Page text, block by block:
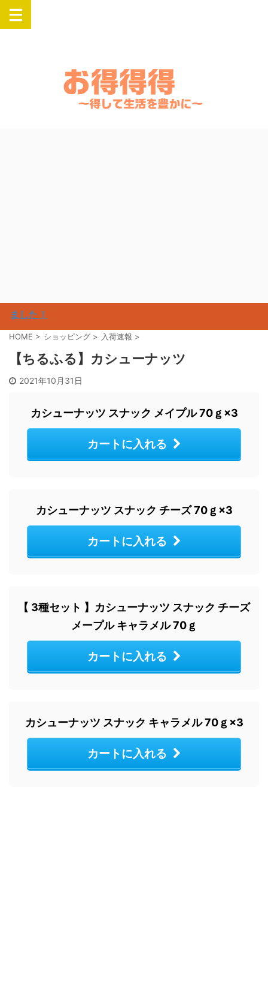
した！
HOME > ショッピング > 入荷速報 >
【ちるふる】カシューナッツ
2021年10月31日
カシューナッツ スナック メイプル 70ｇ×3
カートに入れる
カシューナッツ スナック チーズ 70ｇ×3
カートに入れる
【 3種セット 】カシューナッツ スナック チーズ
メープル キャラメル 70ｇ
カートに入れる
カシューナッツ スナック キャラメル 70ｇ×3
カートに入れる